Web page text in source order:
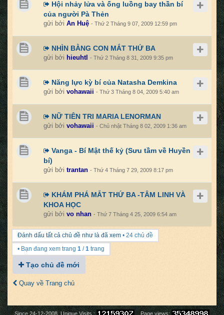
Hội nhảy lửa và ống luồng bay thần bí
của người Pà Thẻn
gửi bởi An Huệ - Thứ 2 Tháng 9 07, 2009 12:59 pm
NHÌN BẰNG CON MẮT THỨ BA
gửi bởi hieuhtl - Thứ 2 Tháng 8 31, 2009 9:35 pm
Năng lực kỳ bí của Natasha Demkina
gửi bởi vohawaii - Thứ 3 Tháng 8 04, 2009 5:40 am
NỮ TIÊN TRI MARIA LENORMAN
gửi bởi vohawaii - Chủ nhật Tháng 8 02, 2009 1:36 am
Vanga - Bí Mật thế kỷ (Sưu tầm về Huyền
bí)
gửi bởi trantan - Thứ 4 Tháng 7 29, 2009 8:17 pm
KHÁM PHÁ MẮT THỨ BA -TÂM LINH VÀ
KHOA HỌC
gửi bởi vo nhan - Thứ 7 Tháng 4 25, 2009 6:54 am
Đánh dấu tất cả chủ đề như là đã xem • 24 chủ đề
• Bạn đang xem trang 1 /1 trang
Tạo chủ đề mới
Quay về Trang chủ
Since 24-12-2008, Unique Visits : Page views: